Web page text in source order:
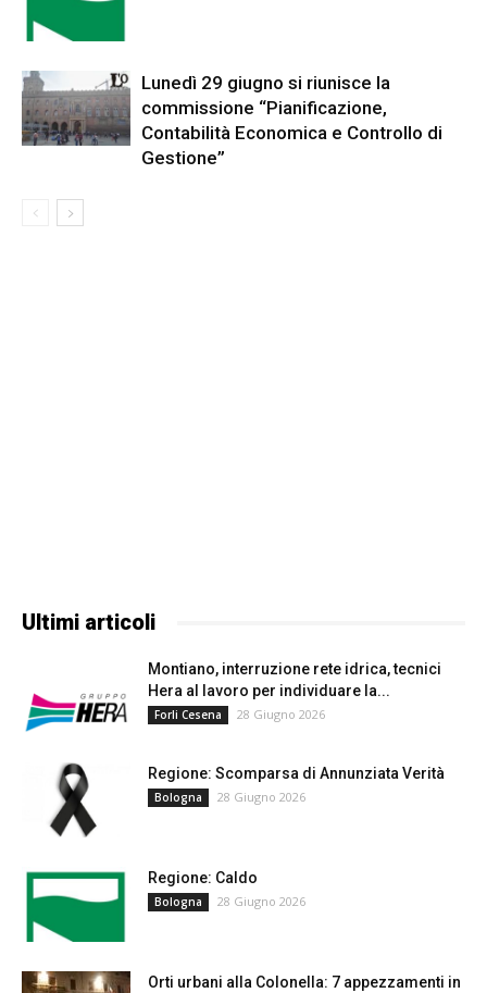
Lunedì 29 giugno si riunisce la
commissione “Pianificazione,
Contabilità Economica e Controllo di
Gestione”
Ultimi articoli
Montiano, interruzione rete idrica, tecnici
Hera al lavoro per individuare la...
Forli Cesena 28 Giugno 2026
Regione: Scomparsa di Annunziata Verità
Bologna 28 Giugno 2026
Regione: Caldo
Bologna 28 Giugno 2026
Orti urbani alla Colonella: 7 appezzamenti in